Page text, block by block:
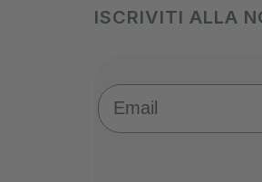
ISCRIVITI ALLA
Email